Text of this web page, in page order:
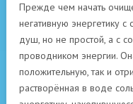
Прежде чем начать
негативную энергетику
душ, но не простой, а с
проводником энергии.
положительную, так и
растворённая в воде